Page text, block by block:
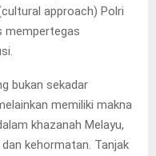
approach) Polri
mempertegas
bukan sekadar
memiliki makna
khazanah Melayu,
kehormatan. Tanjak